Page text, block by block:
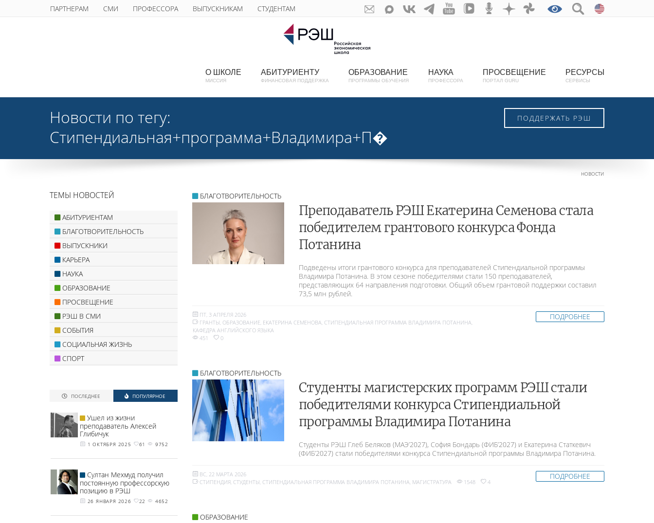
ПАРТНЕРАМ СМИ ПРОФЕССОРА ВЫПУСКНИКАМ СТУДЕНТАМ
О ШКОЛЕ
МИССИЯ
АБИТУРИЕНТУ
ФИНАНСОВАЯ ПОДДЕРЖКА
ОБРАЗОВАНИЕ
ПРОГРАММЫ ОБУЧЕНИЯ
НАУКА
ПРОФЕССОРА
ПРОСВЕЩЕНИЕ
ПОРТАЛ GURU
РЕСУРСЫ
СЕРВИСЫ
Новости по тегу:
Стипендиальная+программа+Владимира+П�
ПОДДЕРЖАТЬ РЭШ
НОВОСТИ
БЛАГОТВОРИТЕЛЬНОСТЬ
Преподаватель РЭШ Екатерина Семенова стала
победителем грантового конкурса Фонда
Потанина
Подведены итоги грантового конкурса для преподавателей Стипендиальной программы
Владимира Потанина. В этом сезоне победителями стали 150 преподавателей,
представляющих 64 направления подготовки. Общий объем грантовой поддержки составил
73,5 млн рублей.
ПТ, 3 АПРЕЛЯ 2026
ГРАНТЫ, ОБРАЗОВАНИЕ, ЕКАТЕРИНА СЕМЕНОВА, СТИПЕНДИАЛЬНАЯ ПРОГРАММА ВЛАДИМИРА ПОТАНИНА,
КАФЕДРА АНГЛИЙСКОГО ЯЗЫКА
451
0
ПОДРОБНЕЕ
БЛАГОТВОРИТЕЛЬНОСТЬ
Студенты магистерских программ РЭШ стали
победителями конкурса Стипендиальной
программы Владимира Потанина
Студенты РЭШ Глеб Беляков (МАЭ’2027), София Бондарь (ФИБ’2027) и Екатерина Статкевич
(ФИБ’2027) стали победителями конкурса Стипендиальной программы Владимира Потанина.
ВС, 22 МАРТА 2026
СТИПЕНДИЯ, СТУДЕНТЫ, СТИПЕНДИАЛЬНАЯ ПРОГРАММА ВЛАДИМИРА ПОТАНИНА, МАГИСТРАТУРА 1548 4
ПОДРОБНЕЕ
ОБРАЗОВАНИЕ
ТЕМЫ НОВОСТЕЙ
АБИТУРИЕНТАМ
БЛАГОТВОРИТЕЛЬНОСТЬ
ВЫПУСКНИКИ
КАРЬЕРА
НАУКА
ОБРАЗОВАНИЕ
ПРОСВЕЩЕНИЕ
РЭШ В СМИ
СОБЫТИЯ
СОЦИАЛЬНАЯ ЖИЗНЬ
СПОРТ
ПОСЛЕДНЕЕ ПОПУЛЯРНОЕ
Ушел из жизни
преподаватель Алексей
Глибичук
1 ОКТЯБРЯ 2025 61 9752
Султан Мехмуд получил
постоянную профессорскую
позицию в РЭШ
26 ЯНВАРЯ 2026 22 4652